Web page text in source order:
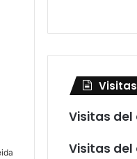
Visitas del
Visitas del